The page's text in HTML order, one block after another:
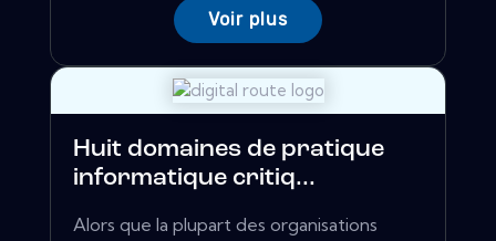
Voir plus
Huit domaines de pratique
informatique critiq...
Alors que la plupart des organisations